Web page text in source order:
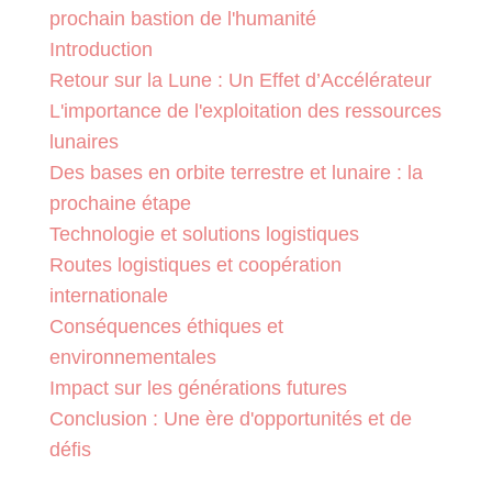
prochain bastion de l'humanité
Introduction
Retour sur la Lune : Un Effet d’Accélérateur
L'importance de l'exploitation des ressources
lunaires
Des bases en orbite terrestre et lunaire : la
prochaine étape
Technologie et solutions logistiques
Routes logistiques et coopération
internationale
Conséquences éthiques et
environnementales
Impact sur les générations futures
Conclusion : Une ère d'opportunités et de
défis